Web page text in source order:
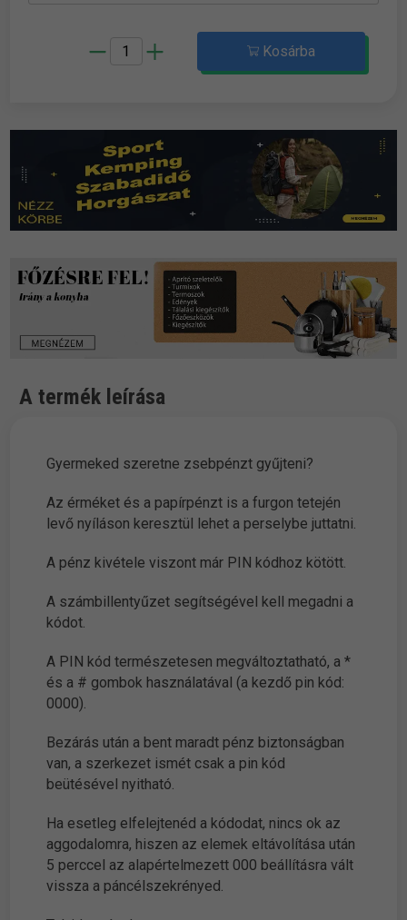
Kosárba
A termék leírása
Gyermeked szeretne zsebpénzt gyűjteni?
Az érméket és a papírpénzt is a furgon tetején
levő nyíláson keresztül lehet a perselybe juttatni.
A pénz kivétele viszont már PIN kódhoz kötött.
A számbillentyűzet segítségével kell megadni a
kódot.
A PIN kód természetesen megváltoztatható, a *
és a # gombok használatával (a kezdő pin kód:
0000).
Bezárás után a bent maradt pénz biztonságban
van, a szerkezet ismét csak a pin kód
beütésével nyitható.
Ha esetleg elfelejtenéd a kódodat, nincs ok az
aggodalomra, hiszen az elemek eltávolítása után
5 perccel az alapértelmezett 000 beállításra vált
vissza a páncélszekrényed.